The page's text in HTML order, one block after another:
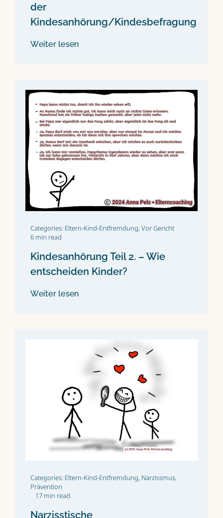
der
Kindesanhörung/Kindesbefragung
Weiter lesen
Categories: Eltern-Kind-Entfremdung,Vor Gericht
6 min read
Kindesanhörung Teil 2. – Wie
entscheiden Kinder?
Weiter lesen
Categories: Eltern-Kind-Entfremdung, Narzissmus,
Prävention
17 min read
Narzisstische